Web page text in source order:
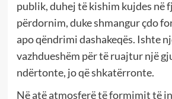
publik, duhej të kishim kujdes në
përdornim, duke shmangur çdo
apo qëndrimi dashakeqës. Ishte
vazhdueshëm për të ruajtur një
ndërtonte, jo që shkatërronte.
Në atë atmosferë të formimit të